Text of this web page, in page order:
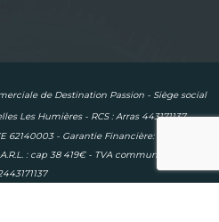
de Destination Passion - Siège social
Les Humières - RCS : Arras 443171137
62140003 - Garantie Financière: APST -
: cap 38 419€ - TVA communautaire : FR